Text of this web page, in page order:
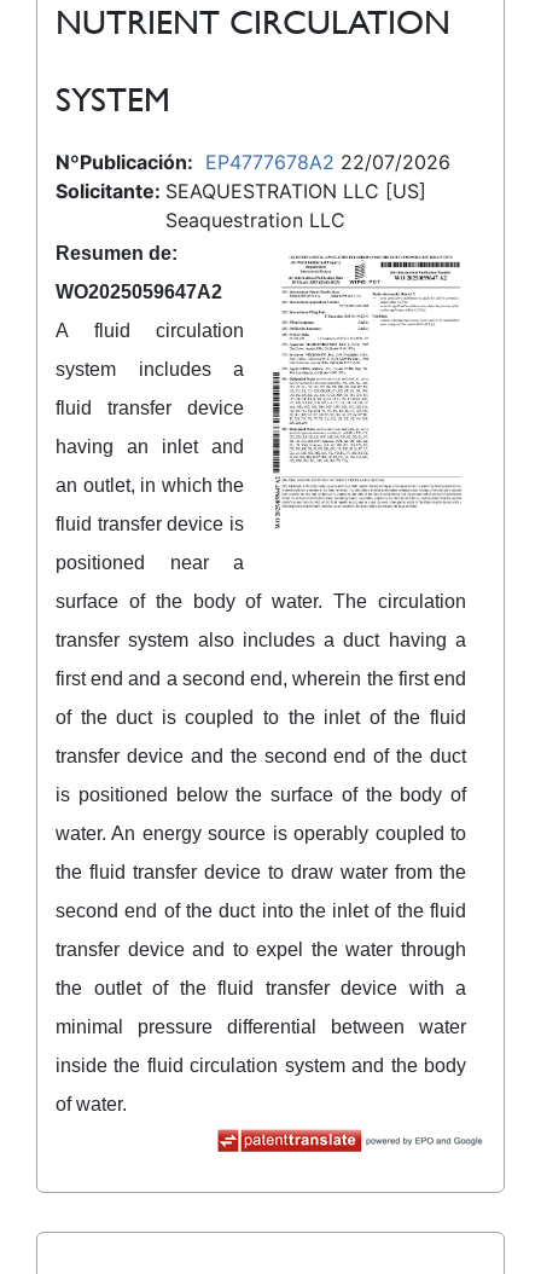
NUTRIENT CIRCULATION
SYSTEM
NºPublicación: EP4777678A2 22/07/2026
Solicitante: SEAQUESTRATION LLC [US]
Seaquestration LLC
Resumen de:
WO2025059647A2
A fluid circulation
system includes a
fluid transfer device
having an inlet and
an outlet, in which the
fluid transfer device is
positioned near a
surface of the body of water. The circulation
transfer system also includes a duct having a
first end and a second end, wherein the first end
of the duct is coupled to the inlet of the fluid
transfer device and the second end of the duct
is positioned below the surface of the body of
water. An energy source is operably coupled to
the fluid transfer device to draw water from the
second end of the duct into the inlet of the fluid
transfer device and to expel the water through
the outlet of the fluid transfer device with a
minimal pressure differential between water
inside the fluid circulation system and the body
of water.